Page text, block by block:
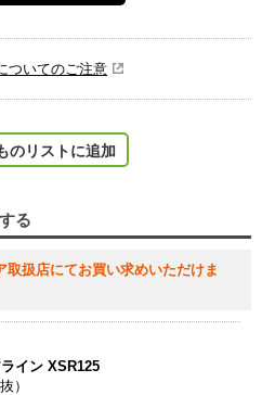
ついてのご注意
のリストに追加
る
取扱店にてお買い求めいただけま
イン XSR125
）